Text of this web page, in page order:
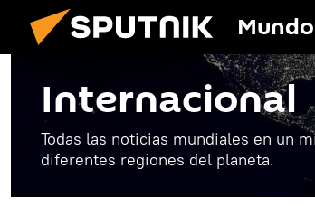
Mundo
Internacional
Todas las noticias mundiales en un
diferentes regiones del planeta.